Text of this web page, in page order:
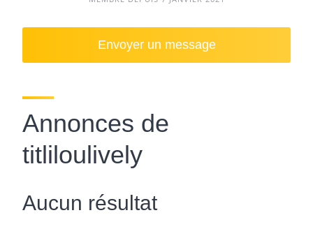
Envoyer un message
Annonces de
titliloulively
Aucun résultat